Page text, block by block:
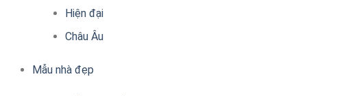
Hiện đại
Châu Âu
Mẫu nhà đẹp